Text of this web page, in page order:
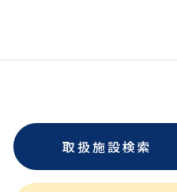
取扱施設検索